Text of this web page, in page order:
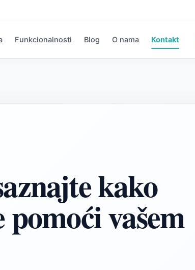
Funkcionalnosti Blog O nama Kontakt
kako
vašem